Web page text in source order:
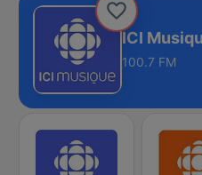
ICI
100.7 FM